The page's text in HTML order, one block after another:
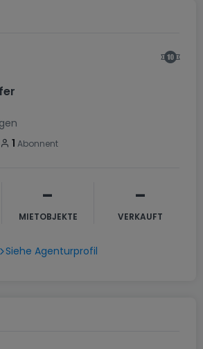
1 Abonnent
-
MIETOBJEKTE
-
VERKAUFT
Siehe Agenturprofil